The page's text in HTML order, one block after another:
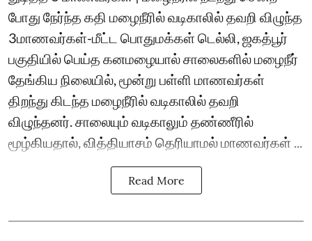
போது நேர்ந்த கதி மழைநீரில் வடிகாலில் தவறி விழுந்த
3மாணவர்கள்-மீட்ட பொதுமக்கள் டெல்லி, ஜகத்பூர்
பகுதியில் பெய்த கனமழையால் சாலைகளில் மழைநீர்
தேங்கிய நிலையில், மூன்று பள்ளி மாணவர்கள்
திறந்து கிடந்த மழைநீரில் வடிகாலில் தவறி
விழுந்தனர். சாலையும் வடிகாலும் தண்ணீரில்
மூழ்கியதால், வித்தியாசம் தெரியாமல் மாணவர்கள் ...
Read More